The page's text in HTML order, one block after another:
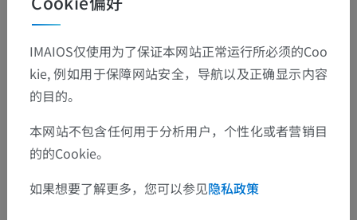
IMAIOS仅使用为了保证本网站正常运行所必须的Coo
kie, 例如用于保障网站安全，导航以及正确显示内容
的目的。
本网站不包含任何用于分析用户，个性化或者营销目
的的Cookie。
如果想要了解更多，您可以参见隐私政策